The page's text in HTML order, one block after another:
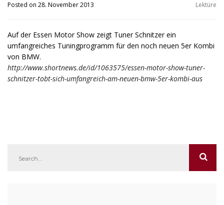
Posted on 28. November 2013 Lektüre
Auf der Essen Motor Show zeigt Tuner Schnitzer ein
umfangreiches Tuningprogramm für den noch neuen 5er Kombi
von BMW.
http://www.shortnews.de/id/1063575/essen-motor-show-tuner-
schnitzer-tobt-sich-umfangreich-am-neuen-bmw-5er-kombi-aus